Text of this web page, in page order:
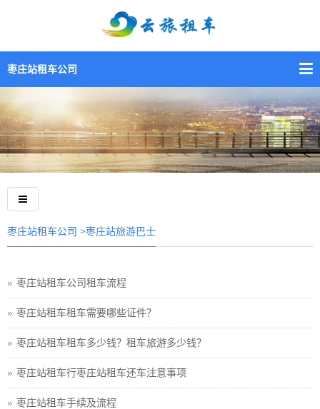
枣庄站租车公司
枣庄站租车公司 >枣庄站旅游巴士
枣庄站租车公司租车流程
枣庄站租车租车需要哪些证件？
枣庄站租车租车多少钱？租车旅游多少钱？
枣庄站租车行枣庄站租车还车注意事项
枣庄站租车手续及流程